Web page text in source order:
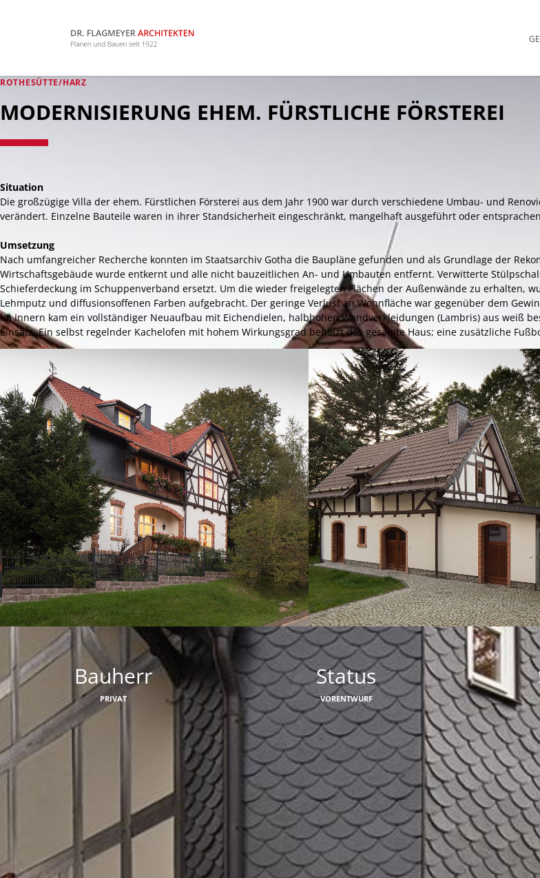
ROTHESÜTTE/HARZ
MODERNISIERUNG EHEM. FÜRSTLICHE FÖRSTEREI
Situation
Die großzügige Villa der ehem. Fürstlichen Försterei aus dem Jahr 1900 war durch verschiedene Umbau- und
verändert. Einzelne Bauteile waren in ihrer Standsicherheit eingeschränkt, mangelhaft ausgeführt oder
Umsetzung
Nach umfangreicher Recherche konnten im Staatsarchiv Gotha die Baupläne gefunden und als Grundlage der
Wirtschaftsgebäude wurde entkernt und alle nicht bauzeitlichen An- und Umbauten entfernt. Verwitterte
Schieferdeckung im Schuppenverband ersetzt. Um die wieder freigelegten Flächen der Außenwände zu erhalten,
Lehmputz und diffusionsoffenen Farben aufgebracht. Der geringe Verlust an Wohnfläche war gegenüber dem
Im Innern kam ein vollständiger Neuaufbau mit Eichendielen, halbhohen Wandverkleidungen (Lambris) aus weiß
Einsatz. Ein selbst regelnder Kachelofen mit hohem Wirkungsgrad beheizt das gesamte Haus; eine zusätzliche
Bauherr
PRIVAT
Status
VORENTWURF